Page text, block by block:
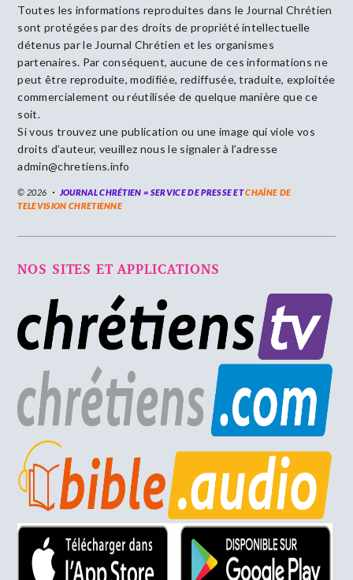
Toutes les informations reproduites dans le Journal Chrétien
sont protégées par des droits de propriété intellectuelle
détenus par le Journal Chrétien et les organismes
partenaires. Par conséquent, aucune de ces informations ne
peut être reproduite, modifiée, rediffusée, traduite, exploitée
commercialement ou réutilisée de quelque manière que ce
soit.
Si vous trouvez une publication ou une image qui viole vos
droits d’auteur, veuillez nous le signaler à l’adresse
admin@chretiens.info
© 2026 JOURNAL CHRÉTIEN = SERVICE DE PRESSE ETCHAÎNE DE
TELEVISION CHRETIENNE
NOS SITES ET APPLICATIONS